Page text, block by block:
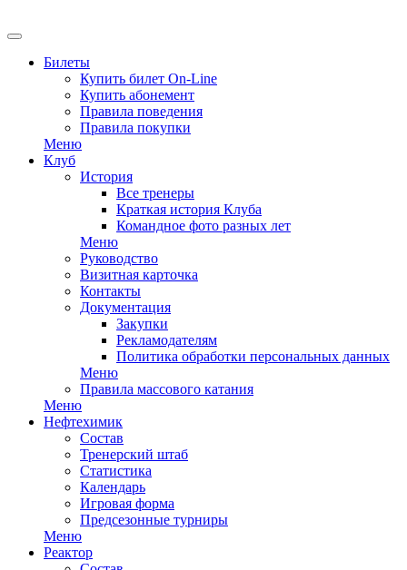
Билеты
Купить билет On-Line
Купить абонемент
Правила поведения
Правила покупки
Меню
Клуб
История
Все тренеры
Краткая история Клуба
Командное фото разных лет
Меню
Руководство
Визитная карточка
Контакты
Документация
Закупки
Рекламодателям
Политика обработки персональных данных
Меню
Правила массового катания
Меню
Нефтехимик
Состав
Тренерский штаб
Статистика
Календарь
Игровая форма
Предсезонные турниры
Меню
Реактор